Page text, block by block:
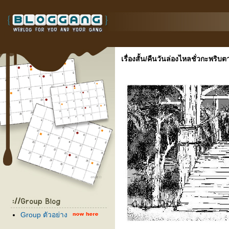
Group ตัวอย่าง
เรื่องสั้น/คืนวันล่องไหลชั่วกะพริบต